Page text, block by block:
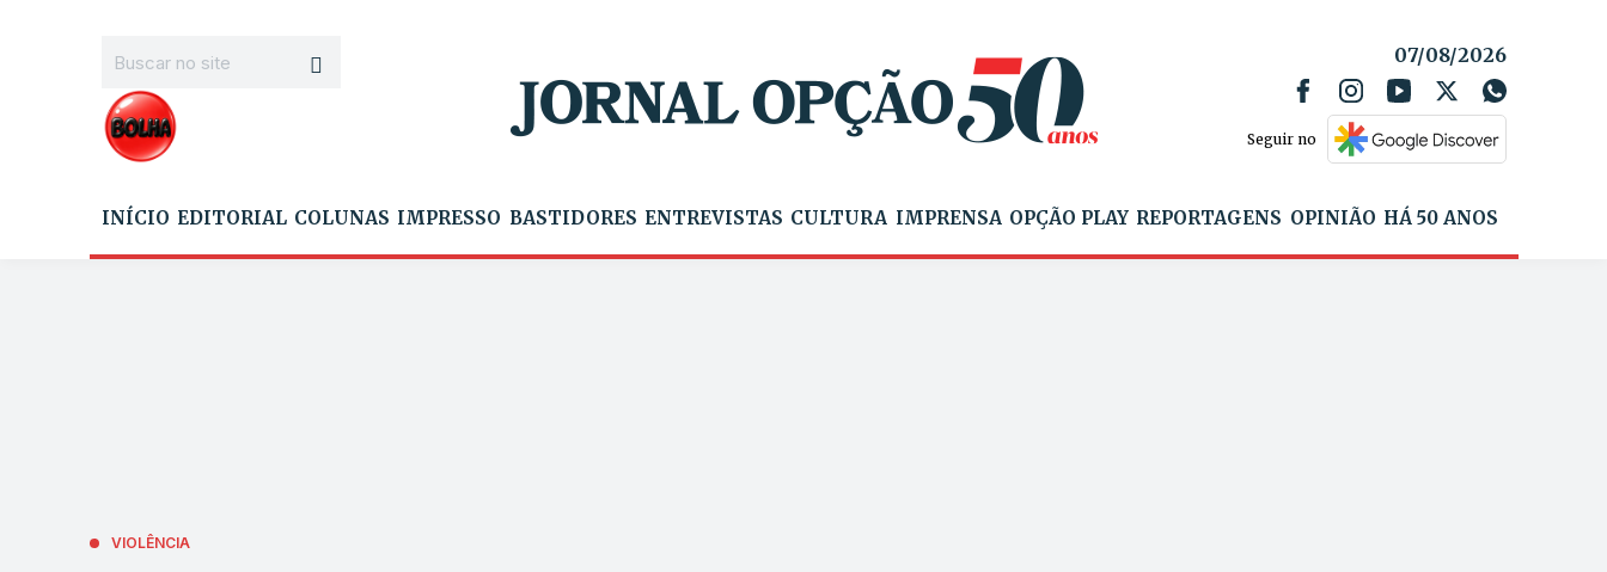
07/08/2026
Seguir no
INÍCIO EDITORIAL COLUNAS IMPRESSO BASTIDORES ENTREVISTAS CULTURA IMPRENSA OPÇÃO PLAY REPORTAGENS OPINIÃO HÁ 50 ANOS
VIOLÊNCIA